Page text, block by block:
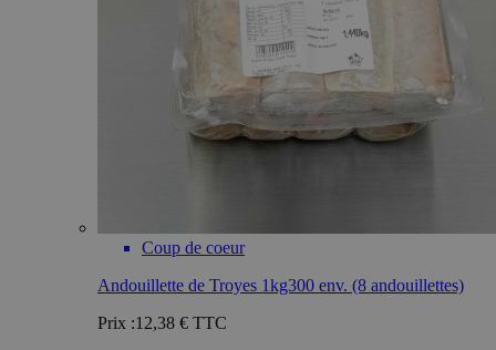
Coup de coeur
Andouillette de Troyes 1kg300 env. (8 andouillettes)
Prix :12,38 € TTC